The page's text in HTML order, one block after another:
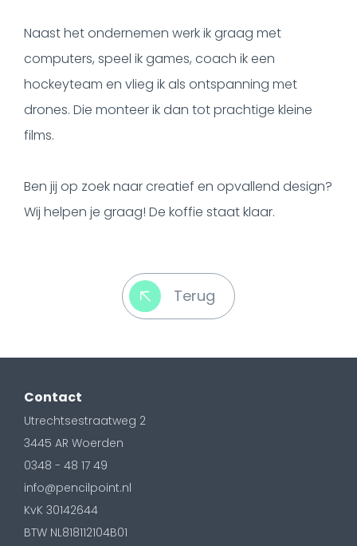
Naast het ondernemen werk ik graag met
computers, speel ik games, coach ik een
hockeyteam en vlieg ik als ontspanning met
drones. Die monteer ik dan tot prachtige kleine
films.
Ben jij op zoek naar creatief en opvallend design?
Wij helpen je graag! De koffie staat klaar.
Terug
Contact
Utrechtsestraatweg 2
3445 AR Woerden
0348 - 48 17 49
info@pencilpoint.nl
KvK 30142644
BTW NL818112104B01